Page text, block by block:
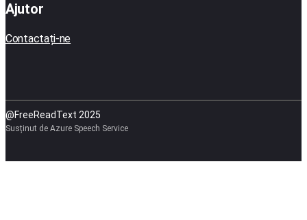
Ajutor
Contactați-ne
@FreeReadText 2025
Susținut de Azure Speech Service